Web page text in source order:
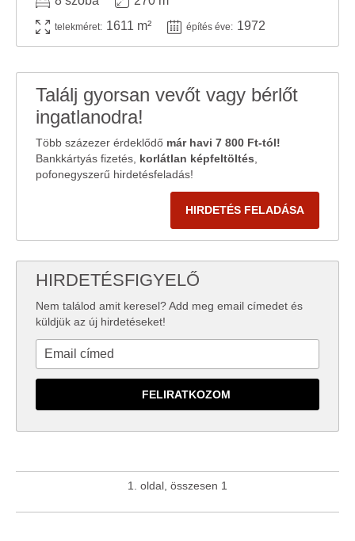
telekméret: 1611 m² építés éve: 1972
Találj gyorsan vevőt vagy bérlőt
ingatlanodra!
Több százezer érdeklődő már havi 7 800 Ft-tól!
Bankkártyás fizetés, korlátlan képfeltöltés
pofonegyszerű hirdetésfeladás!
HIRDETÉS FELADÁSA
HIRDETÉSFIGYELŐ
Nem találod amit keresel? Add meg email címedet és
küldjük az új hirdetéseket!
1. oldal, összesen 1